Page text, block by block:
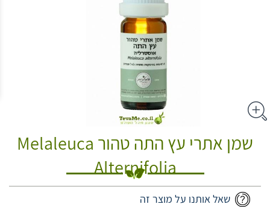
שמן אתרי עץ התה טהור Melaleuca
Alternifolia
שאל אותנו על מוצר זה